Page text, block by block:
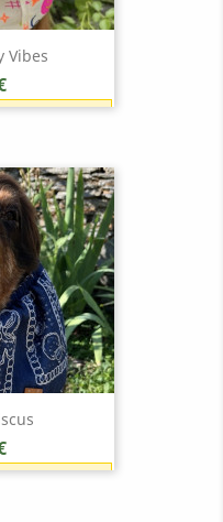
Vibes
1,00 € (15
1,00 € (18